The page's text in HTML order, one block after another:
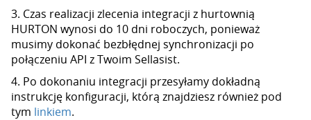
3. Czas realizacji zlecenia integracji z hurtownią
HURTON wynosi do 10 dni roboczych, ponieważ
musimy dokonać bezbłędnej synchronizacji po
połączeniu API z Twoim Sellasist.
4. Po dokonaniu integracji przesyłamy dokładną
instrukcję konfiguracji, którą znajdziesz również pod
tym linkiem.